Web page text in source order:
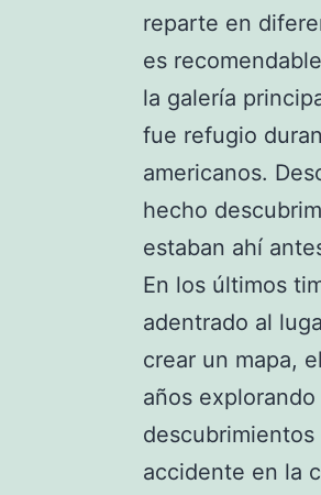
reparte en
es
la galería
fue refugio
americanos.
hecho
estaban ahí
En los últimos
adentrado al
crear un mapa,
años
accidente en la